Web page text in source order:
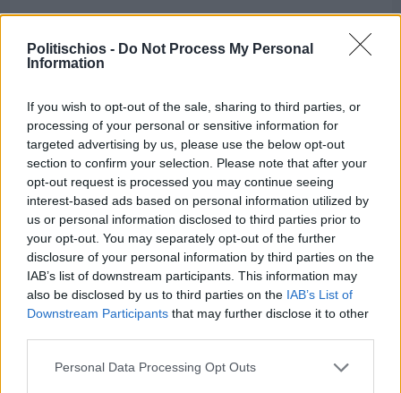
Politischios - Do Not Process My Personal
Information
If you wish to opt-out of the sale, sharing to third parties, or
processing of your personal or sensitive information for
targeted advertising by us, please use the below opt-out
section to confirm your selection. Please note that after your
opt-out request is processed you may continue seeing
interest-based ads based on personal information utilized by
us or personal information disclosed to third parties prior to
your opt-out. You may separately opt-out of the further
disclosure of your personal information by third parties on the
IAB’s list of downstream participants. This information may
also be disclosed by us to third parties on the IAB’s List of
Downstream Participants that may further disclose it to other
Personal Data Processing Opt Outs
Πριν 8 ημέρες
Μία μικρή αλλά αναγκαία ανάπαυλα για την
ομάδα του «Πολίτη»